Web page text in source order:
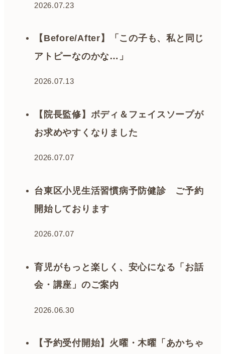
2026.07.23
【Before/After】「この子も、私と同じ
アトピーなのかな…」
2026.07.13
【院長監修】ボディ＆フェイスソープが
お求めやすくなりました
2026.07.07
台東区小児生活習慣病予防健診 ご予約
開始しております
2026.07.07
育児がもっと楽しく、安心になる「お話
会・講座」のご案内
2026.06.30
【予約受付開始】火曜・木曜「あかちゃ